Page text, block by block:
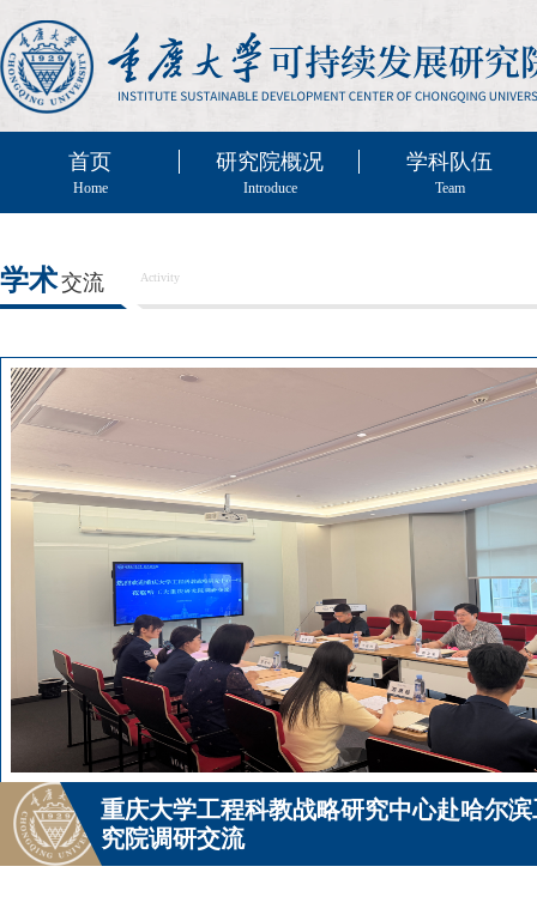
首页
Home
研究院概况
Introduce
学科队伍
Team
学术交流 Activity
重庆大学工程科教战略研究中心赴哈尔
究院调研交流